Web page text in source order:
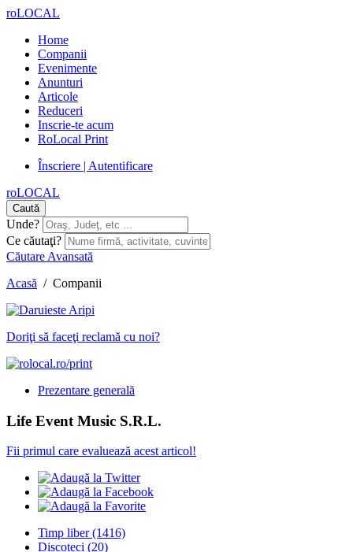
roLOCAL
Home
Companii
Evenimente
Anunturi
Articole
Reduceri
Inscrie-te acum
RoLocal Print
Înscriere | Autentificare
roLOCAL
Caută
Unde?
Ce căutaţi?
Căutare Avansată
Acasă / Companii
Doriţi să faceţi reclamă cu noi?
Prezentare generală
Life Event Music S.R.L.
Fii primul care evaluează acest articol!
Timp liber(1416)
Discoteci (20)